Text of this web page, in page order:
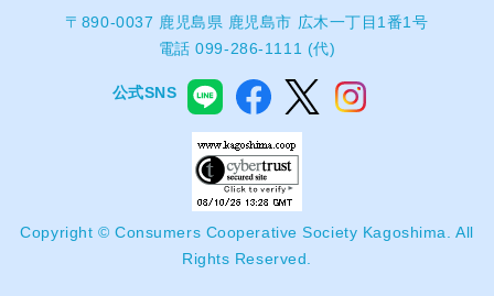
〒890-0037 鹿児島県 鹿児島市 広木一丁目1番1号
電話 099-286-1111 (代)
公式SNS
Copyright © Consumers Cooperative Society Kagoshima. All
Rights Reserved.